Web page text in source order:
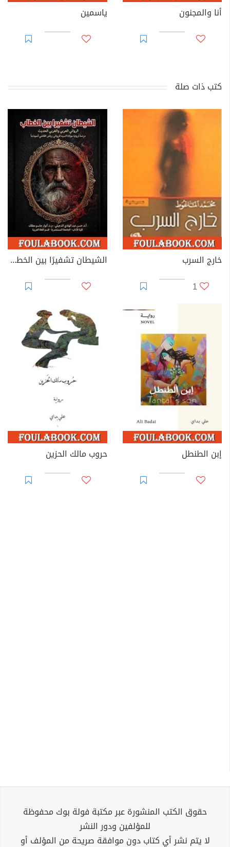
أنا والمجنون ياسمين
كتب ذات صلة
خارج السرب
1
الشيطان تشفيرًا بين الخطاب الروائي العربي والغربي الحديث
إبن الطنطل حروب مالك الحزين
حقوق الكتب المنشورة عبر مكتبة فولة بوك محفوظة
للمؤلفين ودور النشر
لا يتم نشر أي كتاب دون موافقة صريحة من المؤلف أو